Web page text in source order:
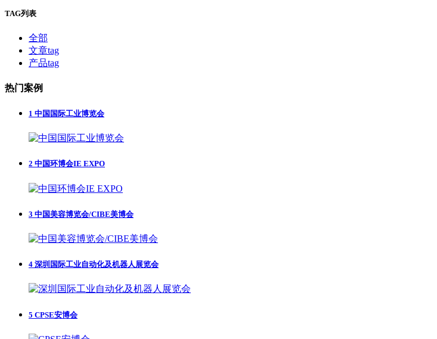
TAG列表
全部
文章tag
产品tag
热门案例
1 中国国际工业博览会
2 中国环博会IE EXPO
3 中国美容博览会/CIBE美博会
4 深圳国际工业自动化及机器人展览会
5 CPSE安博会